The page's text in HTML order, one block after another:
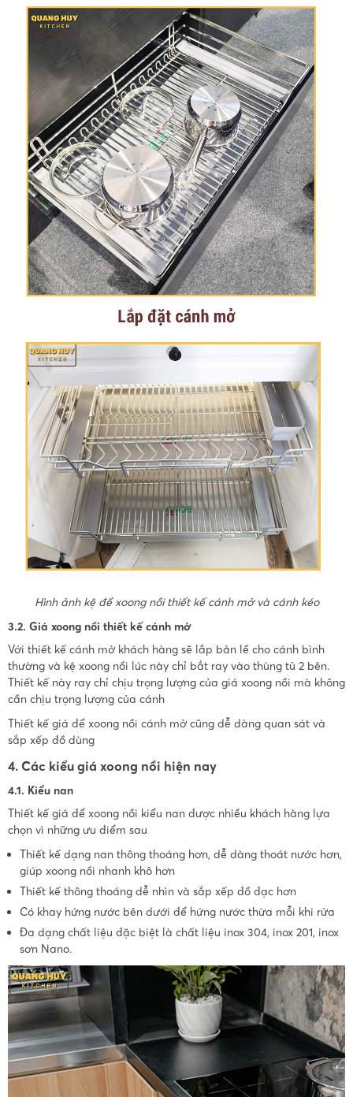
Hình ảnh kệ để xoong nồi thiết kế cánh mở và cánh kéo
3.2. Giá xoong nồi thiết kế cánh mở
Với thiết kế cánh mở khách hàng sẽ lắp bản lề cho cánh bình
thường và kệ xoong nồi lúc này chỉ bắt ray vào thùng tủ 2 bên.
Thiết kế này ray chỉ chịu trọng lượng của giá xoong nồi mà không
cần chịu trọng lượng của cánh
Thiết kế giá để xoong nồi cánh mở cũng dễ dàng quan sát và
sắp xếp đồ dùng
4. Các kiểu giá xoong nồi hiện nay
4.1. Kiểu nan
Thiết kế giá để xoong nồi kiểu nan được nhiều khách hàng lựa
chọn vì những ưu điểm sau
Thiết kế dạng nan thông thoáng hơn, dễ dàng thoát nước hơn,
giúp xoong nồi nhanh khô hơn
Thiết kế thông thoáng dễ nhìn và sắp xếp đồ đạc hơn
Có khay hứng nước bên dưới để hứng nước thừa mỗi khi rửa
Đa dạng chất liệu đặc biệt là chất liệu inox 304, inox 201, inox
sơn Nano.